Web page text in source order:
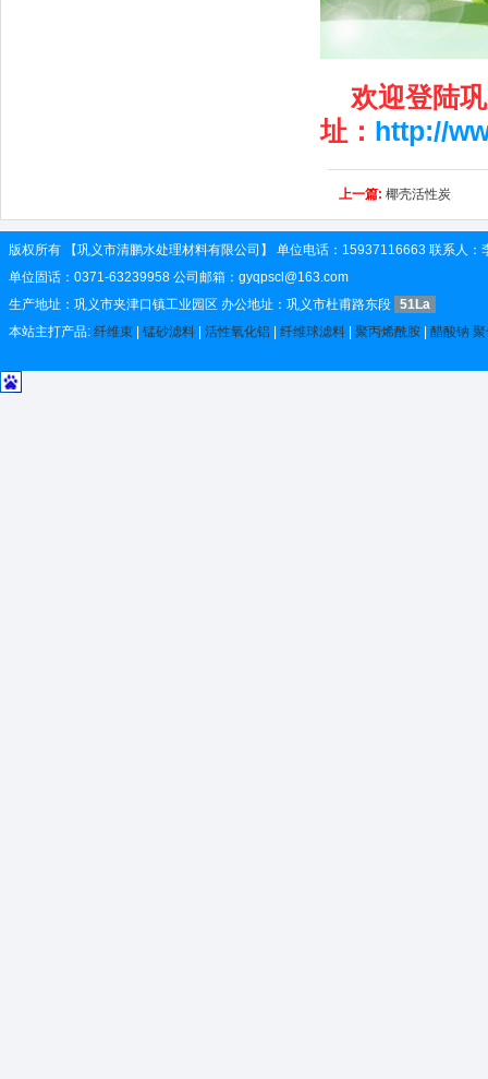
欢迎登陆
址： http://
上一篇: 椰壳活性炭
版权所有 【巩义市清鹏水处理材料有限公司】 单位电话：15937116663 联系人：
单位固话：0371-63239958 公司邮箱：gyqpscl@163.com
生产地址：巩义市夹津口镇工业园区 办公地址：巩义市杜甫路东段 51La
本站主打产品: 纤维束| 锰砂滤料| 活性氧化铝 纤维球滤料| 聚丙烯酰胺| 醋酸钠 聚